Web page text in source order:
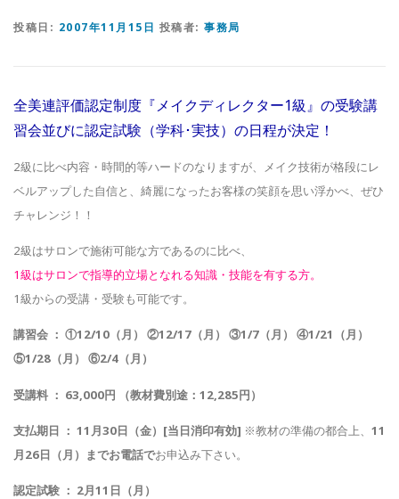
投稿日: 2007年11月15日 投稿者: 事務局
全美連評価認定制度『メイクディレクター1級』の受験講
習会並びに認定試験（学科･実技）の日程が決定！
2級に比べ内容・時間的等ハードのなりますが、メイク技術が格段にレ
ベルアップした自信と、綺麗になったお客様の笑顔を思い浮かべ、ぜひ
チャレンジ！！
2級はサロンで施術可能な方であるのに比べ、
1級はサロンで指導的立場となれる知識・技能を有する方。
1級からの受講・受験も可能です。
講習会 ： ①12/10（月） ②12/17（月） ③1/7（月） ④1/21（月）
⑤1/28（月） ⑥2/4（月）
受講料 ： 63,000円 （教材費別途：12,285円）
支払期日 ： 11月30日（金）[当日消印有効] ※教材の準備の都合上、 11
月26日（月）までお電話でお申込み下さい。
認定試験 ： 2月11日（月）